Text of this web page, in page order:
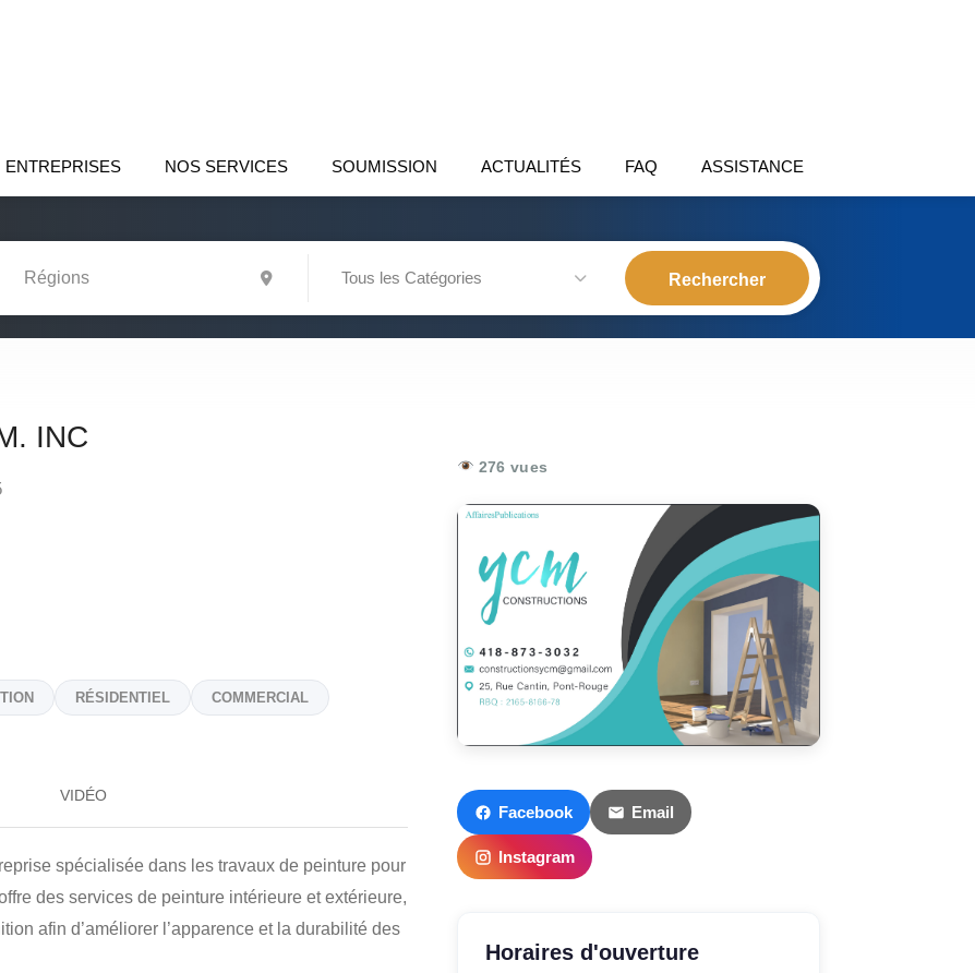
ENTREPRISES NOS SERVICES SOUMISSION ACTUALITÉS FAQ ASSISTANCE
Tous les Catégories
INC
RÉSIDENTIEL COMMERCIAL
VIDÉO
spécialisée dans les travaux de peinture pour
des services de peinture intérieure et extérieure,
afin d’améliorer l’apparence et la durabilité des
276 vues
Facebook Email
Instagram
Horaires d'ouverture